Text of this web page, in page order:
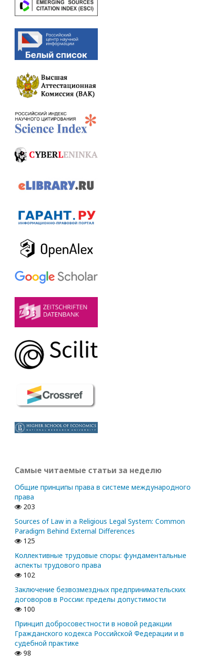
Самые читаемые статьи за неделю
Общие принципы права в системе международного
права
203
Sources of Law in a Religious Legal System: Common
Paradigm Behind External Differences
125
Коллективные трудовые споры: фундаментальные
аспекты трудового права
102
Заключение безвозмездных предпринимательских
договоров в России: пределы допустимости
100
Принцип добросовестности в новой редакции
Гражданского кодекса Российской Федерации и в
судебной практике
98